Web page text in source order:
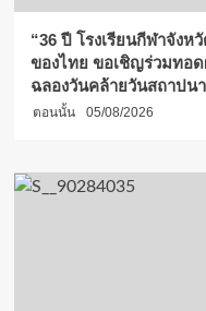
“36 ปี โรงเรียนกีฬาจัง
ของไทย ขอเชิญร่วมทอ
ฉลองวันคล้ายวันสถาปน
ตอนนั้น 05/08/2026